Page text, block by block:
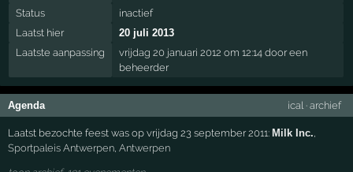
Status
inactief
Laatst hier
20 juli 2013
Laatste aanpassing
vrijdag 20 januari 2012 om 12:14 door een
beheerder
Agenda ical· archief
Laatst bezochte feest was op vrijdag 23 september 2011:Milk Inc.
Sportpaleis Antwerpen ,Antwerpen